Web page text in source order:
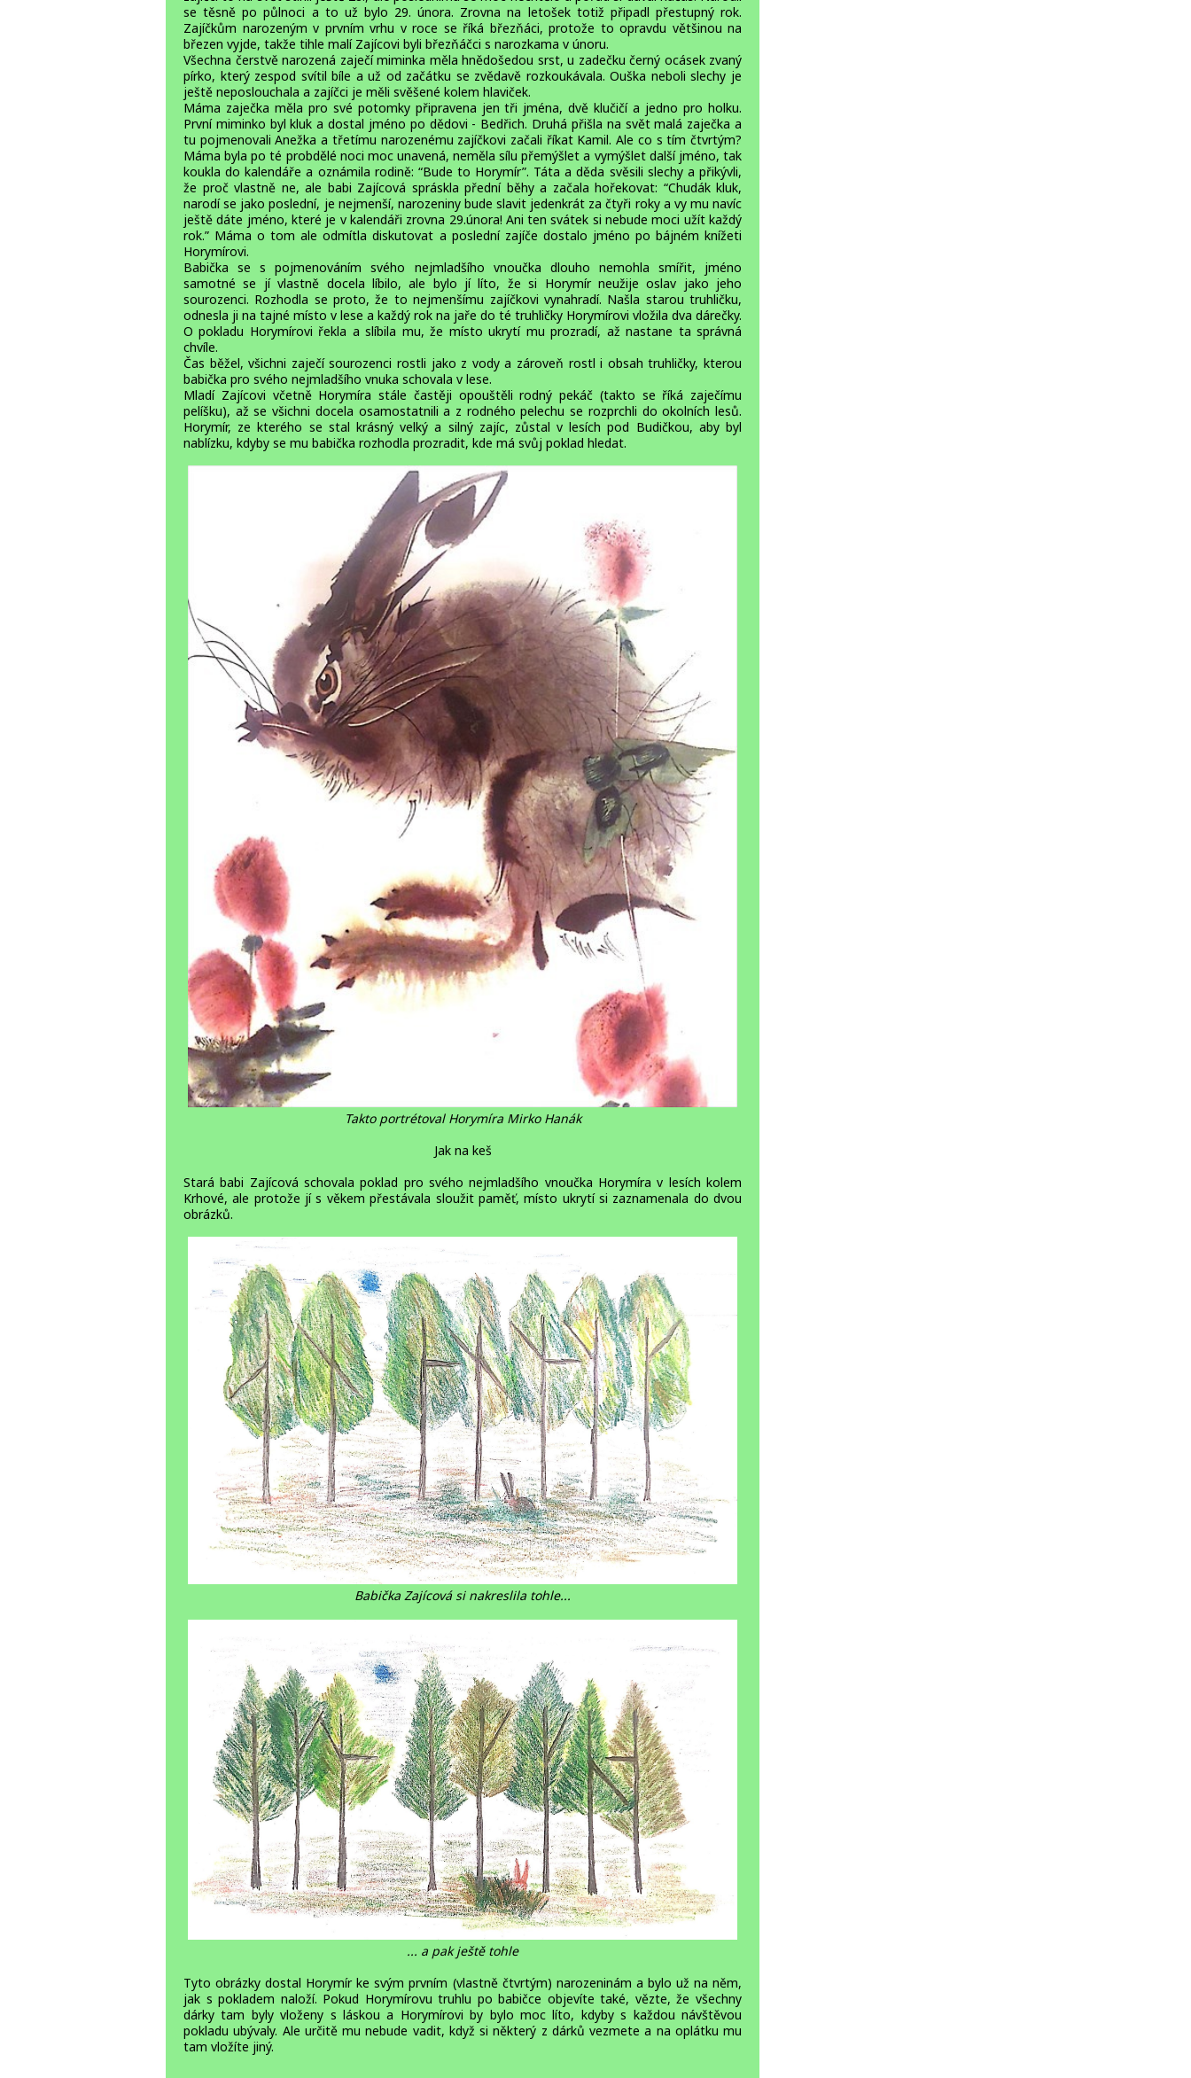
se těsně po půlnoci a to už bylo 29. února. Zrovna na letošek totiž připadl přestupný rok.
Zajíčkům narozeným v prvním vrhu v roce se říká březňáci, protože to opravdu většinou na
březen vyjde, takže tihle malí Zajícovi byli březňáčci s narozkama v únoru.
Všechna čerstvě narozená zaječí miminka měla hnědošedou srst, u zadečku černý ocásek zvaný
pírko, který zespod svítil bíle a už od začátku se zvědavě rozkoukávala. Ouška neboli slechy je
ještě neposlouchala a zajíčci je měli svěšené kolem hlaviček.
Máma zaječka měla pro své potomky připravena jen tři jména, dvě klučičí a jedno pro holku.
První miminko byl kluk a dostal jméno po dědovi - Bedřich. Druhá přišla na svět malá zaječka a
tu pojmenovali Anežka a třetímu narozenému zajíčkovi začali říkat Kamil. Ale co s tím čtvrtým?
Máma byla po té probdělé noci moc unavená, neměla sílu přemýšlet a vymýšlet další jméno, tak
koukla do kalendáře a oznámila rodině: “Bude to Horymír”. Táta a děda svěsili slechy a přikývli,
že proč vlastně ne, ale babi Zajícová spráskla přední běhy a začala hořekovat: “Chudák kluk,
narodí se jako poslední, je nejmenší, narozeniny bude slavit jedenkrát za čtyři roky a vy mu navíc
ještě dáte jméno, které je v kalendáři zrovna 29.února! Ani ten svátek si nebude moci užít každý
rok.” Máma o tom ale odmítla diskutovat a poslední zajíče dostalo jméno po bájném knížeti
Horymírovi.
Babička se s pojmenováním svého nejmladšího vnoučka dlouho nemohla smířit, jméno
samotné se jí vlastně docela líbilo, ale bylo jí líto, že si Horymír neužije oslav jako jeho
sourozenci. Rozhodla se proto, že to nejmenšímu zajíčkovi vynahradí. Našla starou truhličku,
odnesla ji na tajné místo v lese a každý rok na jaře do té truhličky Horymírovi vložila dva dárečky.
O pokladu Horymírovi řekla a slíbila mu, že místo ukrytí mu prozradí, až nastane ta správná
chvíle.
Čas běžel, všichni zaječí sourozenci rostli jako z vody a zároveň rostl i obsah truhličky, kterou
babička pro svého nejmladšího vnuka schovala v lese.
Mladí Zajícovi včetně Horymíra stále častěji opouštěli rodný pekáč (takto se říká zaječímu
pelíšku), až se všichni docela osamostatnili a z rodného pelechu se rozprchli do okolních lesů.
Horymír, ze kterého se stal krásný velký a silný zajíc, zůstal v lesích pod Budičkou, aby byl
nablízku, kdyby se mu babička rozhodla prozradit, kde má svůj poklad hledat.
Takto portrétoval Horymíra Mirko Hanák
Jak na keš
Stará babi Zajícová schovala poklad pro svého nejmladšího vnoučka Horymíra v lesích kolem
Krhové, ale protože jí s věkem přestávala sloužit paměť, místo ukrytí si zaznamenala do dvou
obrázků.
Babička Zajícová si nakreslila tohle...
... a pak ještě tohle
Tyto obrázky dostal Horymír ke svým prvním (vlastně čtvrtým) narozeninám a bylo už na něm,
jak s pokladem naloží. Pokud Horymírovu truhlu po babičce objevíte také, vězte, že všechny
dárky tam byly vloženy s láskou a Horymírovi by bylo moc líto, kdyby s každou návštěvou
pokladu ubývaly. Ale určitě mu nebude vadit, když si některý z dárků vezmete a na oplátku mu
tam vložíte jiný.